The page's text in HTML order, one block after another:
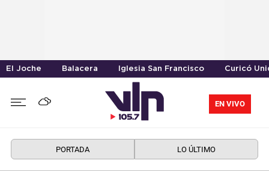
El Joche Balacera Iglesia San Francisco Curicó
EN VIVO
PORTADA LO ÚLTIMO